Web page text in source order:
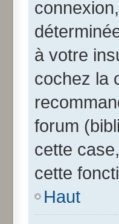
à votre
cochez la
forum
cette
cette
Haut